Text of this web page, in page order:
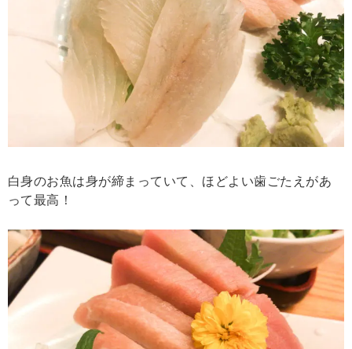
白身のお魚は身が締まっていて、ほどよい歯ごたえがあ
って最高！